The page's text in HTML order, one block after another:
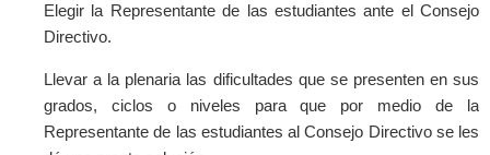
Elegir la Representante de las estudiantes ante el Consejo
Directivo.
Llevar a la plenaria las dificultades que se presenten en sus
grados, ciclos o niveles para que por medio de la
Representante de las estudiantes al Consejo Directivo se les